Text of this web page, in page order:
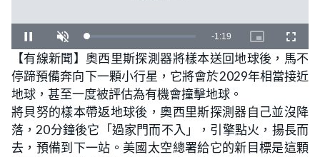
U
n
m
t
e
L
o
a
d
e
d
:
3
.
8
0
%
【有線新聞】奧西里斯探測器將樣本送回地球後，馬不
停蹄預備奔向下一顆小行星，它將會於2029年相當接近
地球，甚至一度被評估為有機會撞擊地球。
將貝努的樣本帶返地球後，奧西里斯探測器自己並沒降
落，20分鐘後它「過家門而不入」，引擎點火，揚長而
去，預備到下一站。美國太空總署給它的新目標是這顆